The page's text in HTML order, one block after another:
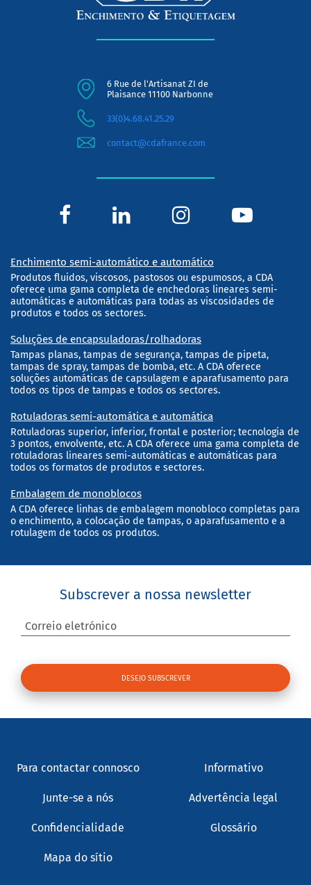
6 Rue de l'Artisanat ZI de
Plaisance 11100 Narbonne
33(0)4.68.41.25.29
contact@cdafrance.com
Enchimento semi-automático e automático
Produtos fluidos, viscosos, pastosos ou espumosos, a CDA
oferece uma gama completa de enchedoras lineares semi-
automáticas e automáticas para todas as viscosidades de
produtos e todos os sectores.
Soluções de encapsuladoras/rolhadoras
Tampas planas, tampas de segurança, tampas de pipeta,
tampas de spray, tampas de bomba, etc. A CDA oferece
soluções automáticas de capsulagem e aparafusamento para
todos os tipos de tampas e todos os sectores.
Rotuladoras semi-automática e automática
Rotuladoras superior, inferior, frontal e posterior; tecnologia de
3 pontos, envolvente, etc. A CDA oferece uma gama completa de
rotuladoras lineares semi-automáticas e automáticas para
todos os formatos de produtos e sectores.
Embalagem de monoblocos
A CDA oferece linhas de embalagem monobloco completas para
o enchimento, a colocação de tampas, o aparafusamento e a
rotulagem de todos os produtos.
Subscrever a nossa newsletter
Correio eletrónico
Para contactar connosco Informativo
Junte-se a nós Advertência legal
Confidencialidade Glossário
Mapa do sítio